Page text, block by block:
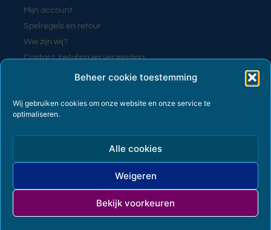
Beheer cookie toestemming
Wij gebruiken cookies om onze website en onze service te
optimaliseren.
Alle cookies
Weigeren
Bekijk voorkeuren
Mijn account
Spelregels en retour
Wie zijn wij?
Contact, betaling en verzending
Algemene voorwaarden